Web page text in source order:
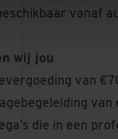
vanaf
wij jou
van
die in een